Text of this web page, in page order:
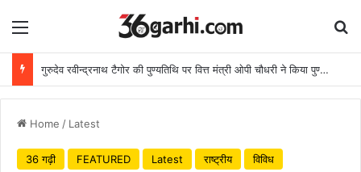
Menu
गुरुदेव रवीन्द्रनाथ टैगोर की पुण्यतिथि पर वित्त मंत्री ओपी चौधरी ने किया पुण्य स्मरण
Home / Latest
36 गढ़ी FEATURED Latest राष्ट्रीय विविध